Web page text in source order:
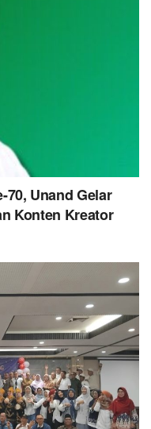
70, Unand Gelar
Konten Kreator